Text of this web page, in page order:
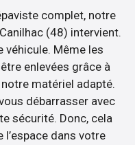
complet, notre
(48) intervient.
véhicule. Même les
enlevées grâce à
matériel adapté.
débarrasser avec
sécurité. Donc, cela
dans votre